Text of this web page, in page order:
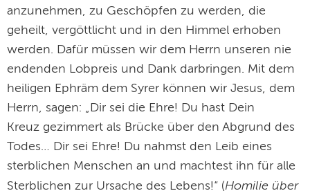
anzunehmen, zu Geschöpfen zu werden, die
geheilt, vergöttlicht und in den Himmel erhoben
werden. Dafür müssen wir dem Herrn unseren nie
endenden Lobpreis und Dank darbringen. Mit dem
heiligen Ephräm dem Syrer können wir Jesus, dem
Herrn, sagen: „Dir sei die Ehre! Du hast Dein
Kreuz gezimmert als Brücke über den Abgrund des
Todes… Dir sei Ehre! Du nahmst den Leib eines
sterblichen Menschen an und machtest ihn für alle
Sterblichen zur Ursache des Lebens!“ (Homilie über